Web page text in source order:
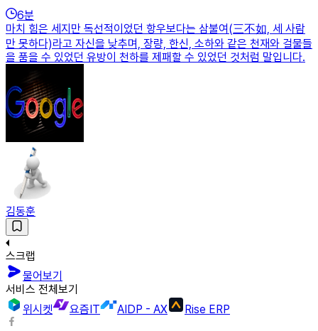
6분
마치 힘은 세지만 독선적이었던 항우보다는 삼불여(三不如, 세 사람
만 못하다)라고 자신을 낮추며, 장량, 한신, 소하와 같은 천재와 걸물들
을 품을 수 있었던 유방이 천하를 제패할 수 있었던 것처럼 말입니다.
김동훈
스크랩
물어보기
서비스 전체보기
위시켓
요즘IT AIDP - AX Rise ERP